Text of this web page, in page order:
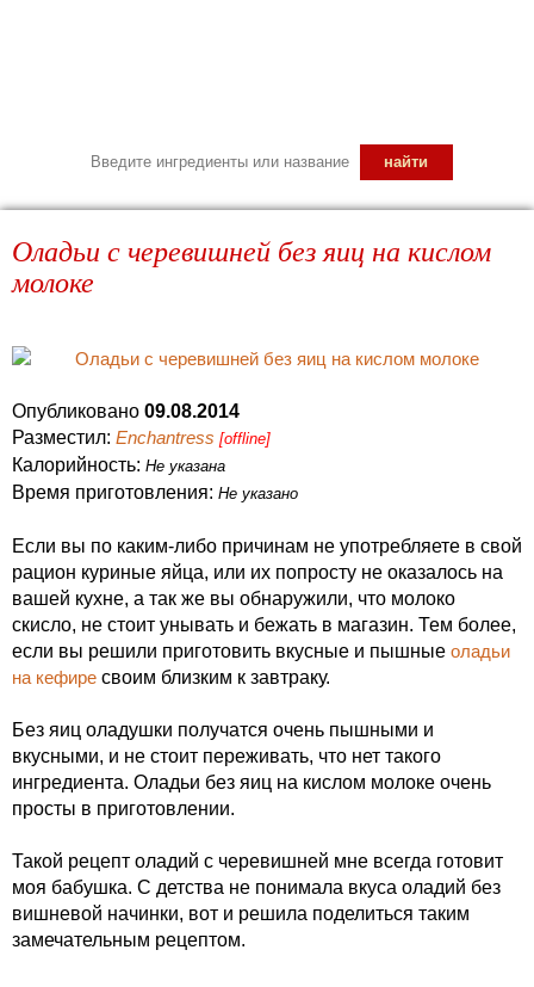
Оладьи с черевишней без яиц на кислом
молоке
Опубликовано 09.08.2014
Разместил: Enchantress [offline]
Калорийность: Не указана
Время приготовления: Не указано
Если вы по каким-либо причинам не употребляете в свой
рацион куриные яйца, или их попросту не оказалось на
вашей кухне, а так же вы обнаружили, что молоко
скисло, не стоит унывать и бежать в магазин. Тем более,
если вы решили приготовить вкусные и пышные оладьи
на кефире своим близким к завтраку.
Без яиц оладушки получатся очень пышными и
вкусными, и не стоит переживать, что нет такого
ингредиента. Оладьи без яиц на кислом молоке очень
просты в приготовлении.
Такой рецепт оладий с черевишней мне всегда готовит
моя бабушка. С детства не понимала вкуса оладий без
вишневой начинки, вот и решила поделиться таким
замечательным рецептом.